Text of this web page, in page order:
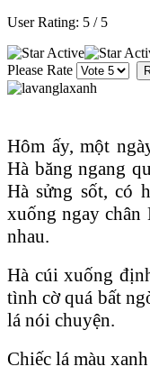
User Rating: 5 / 5
Please Rate
Hôm ấy, một
Hà băng ngang
Hà sửng sốt, có
xuống ngay chân
nhau.
Hà cúi xuống
tình cờ quá bất
lá nói chuyện.
Chiếc lá màu